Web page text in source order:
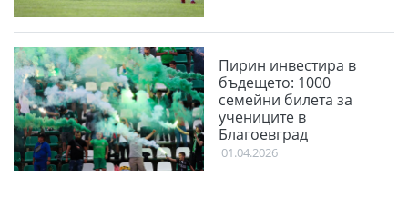
Пирин инвестира в
бъдещето: 1000
семейни билета за
учениците в
Благоевград
01.04.2026